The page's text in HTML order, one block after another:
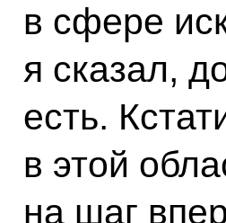
в сфере
я сказал,
есть.
в этой
на шаг